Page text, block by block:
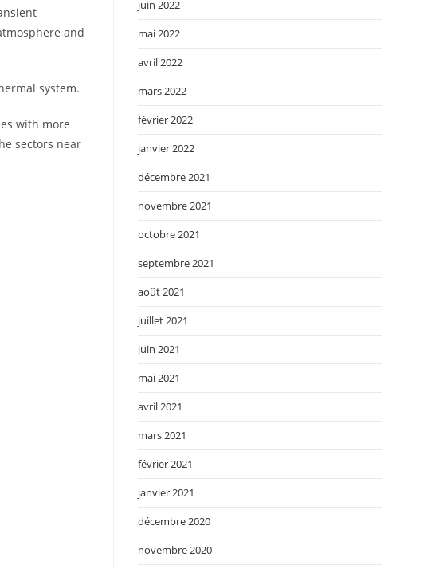
and
system.
with more
sectors near
juin 2022
mai 2022
avril 2022
mars 2022
février 2022
janvier 2022
décembre 2021
novembre 2021
octobre 2021
septembre 2021
août 2021
juillet 2021
juin 2021
mai 2021
avril 2021
mars 2021
février 2021
janvier 2021
décembre 2020
novembre 2020